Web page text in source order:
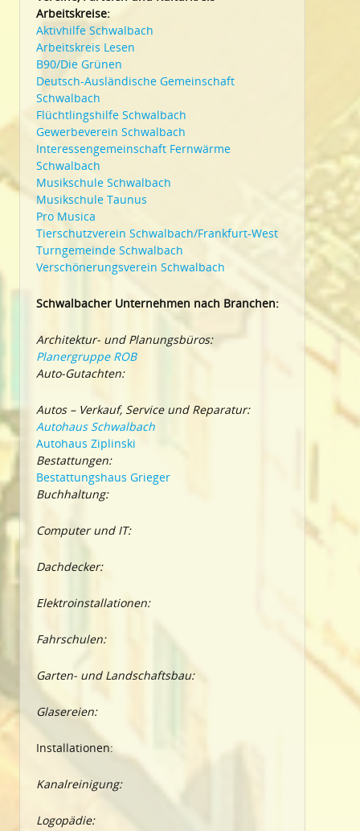
Arbeitskreise:
Aktivhilfe Schwalbach
Arbeitskreis Lesen
B90/Die Grünen
Deutsch-Ausländische Gemeinschaft
Schwalbach
Flüchtlingshilfe Schwalbach
Gewerbeverein Schwalbach
Interessengemeinschaft Fernwärme
Schwalbach
Musikschule Schwalbach
Musikschule Taunus
Pro Musica
Tierschutzverein Schwalbach/Frankfurt-West
Turngemeinde Schwalbach
Verschönerungsverein Schwalbach
Schwalbacher Unternehmen nach Branchen:
Architektur- und Planungsbüros:
Planergruppe ROB
Auto-Gutachten:
Autos – Verkauf, Service und Reparatur:
Autohaus Schwalbach
Autohaus Ziplinski
Bestattungen:
Bestattungshaus Grieger
Buchhaltung:
Computer und IT:
Dachdecker:
Elektroinstallationen:
Fahrschulen:
Garten- und Landschaftsbau:
Glasereien:
Installationen:
Kanalreinigung:
Logopädie: